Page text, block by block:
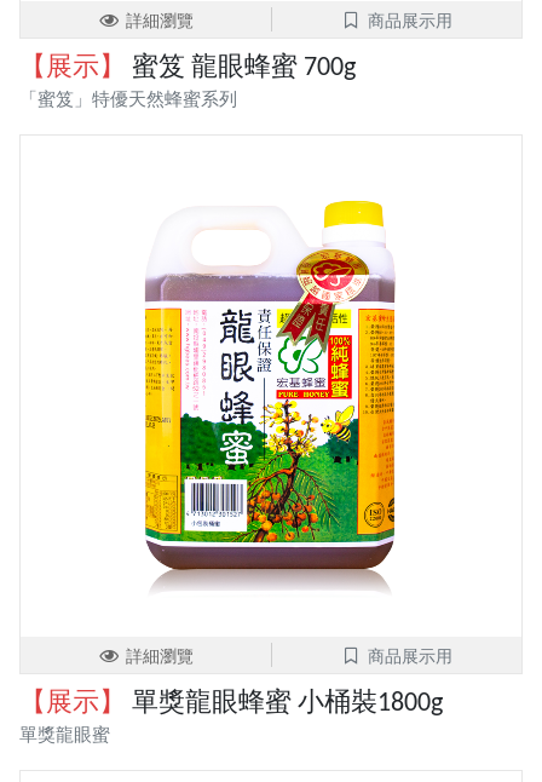
詳細瀏覽 商品展示用
【展示】 蜜笈 龍眼蜂蜜 700g
「蜜笈」特優天然蜂蜜系列
詳細瀏覽 商品展示用
【展示】 單獎龍眼蜂蜜 小桶裝1800g
單獎龍眼蜜